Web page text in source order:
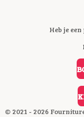
Heb je
© 2021 - 2026